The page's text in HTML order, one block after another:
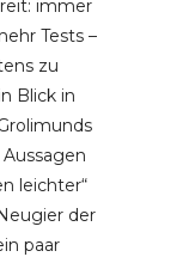
immer
Tests –
zu
Blick in
leichter“
der
paar